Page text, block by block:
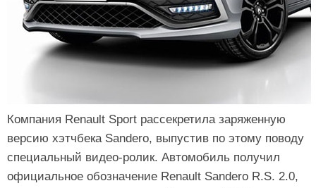
Компания Renault Sport рассекретила заряженную
версию хэтчбека Sandero, выпустив по этому поводу
специальный видео-ролик. Автомобиль получил
официальное обозначение Renault Sandero R.S. 2.0,